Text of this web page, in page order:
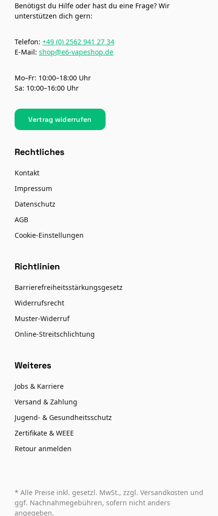
Benötigst du Hilfe oder hast du eine Frage? Wir
unterstützen dich gern:
Telefon: +49 (0) 2562 941 27 34
E-Mail: shop@e6-vapeshop.de
Mo–Fr: 10:00–18:00 Uhr
Sa: 10:00–16:00 Uhr
Vertrag widerrufen
Rechtliches
Kontakt
Impressum
Datenschutz
AGB
Cookie-Einstellungen
Richtlinien
Barrierefreiheitsstärkungsgesetz
Widerrufsrecht
Muster-Widerruf
Online-Streitschlichtung
Weiteres
Jobs & Karriere
Versand & Zahlung
Jugend- & Gesundheitsschutz
Zertifikate & WEEE
Retour anmelden
* Alle Preise inkl. gesetzl. MwSt., zzgl. Versandkosten und
ggf. Nachnahmegebühren, sofern nicht anders
angegeben.